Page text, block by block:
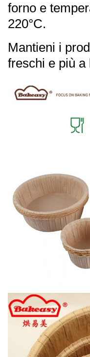
forno e
220°C.
Mantieni i
freschi e più a